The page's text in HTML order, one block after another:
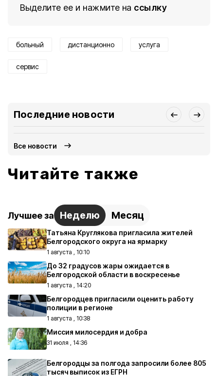
Выделите ее и нажмите на ссылку
больный дистанционно услуга
сервис
Последние новости
Все новости
Читайте также
Лучшее за Неделю Месяц
Татьяна Круглякова пригласила жителей
Белгородского округа на ярмарку
1 августа , 10:10
До 32 градусов жары ожидается в
Белгородской области в воскресенье
1 августа , 14:20
Белгородцев пригласили оценить работу
полиции в регионе
1 августа , 10:38
Миссия милосердия и добра
31 июля , 14:36
Белгородцы за полгода запросили более 805
тысяч выписок из ЕГРН